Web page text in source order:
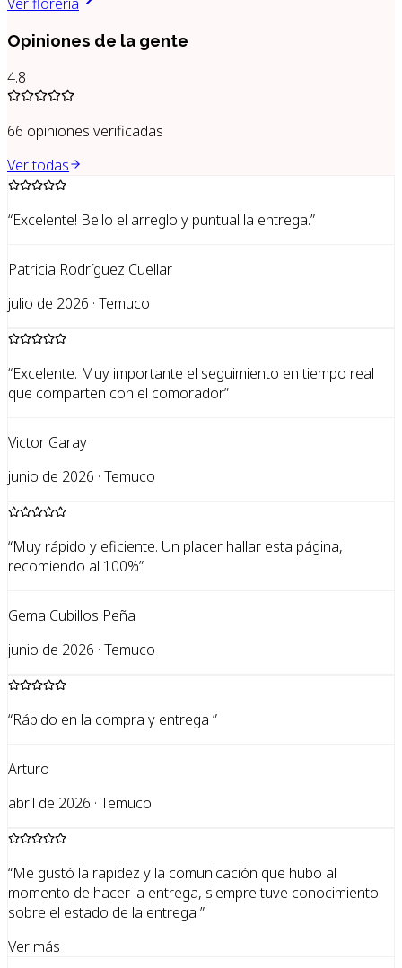
Opiniones de la gente
4.8
66 opiniones verificadas
Ver todas
“Excelente! Bello el arreglo y puntual la entrega.”
Patricia Rodríguez Cuellar
julio de 2026 · Temuco
“Excelente. Muy importante el seguimiento en tiempo real
que comparten con el comorador.”
Victor Garay
junio de 2026 · Temuco
“Muy rápido y eficiente. Un placer hallar esta página,
recomiendo al 100%”
Gema Cubillos Peña
junio de 2026 · Temuco
“Rápido en la compra y entrega ”
Arturo
abril de 2026 · Temuco
“Me gustó la rapidez y la comunicación que hubo al
momento de hacer la entrega, siempre tuve conocimiento
sobre el estado de la entrega ”
Ver más